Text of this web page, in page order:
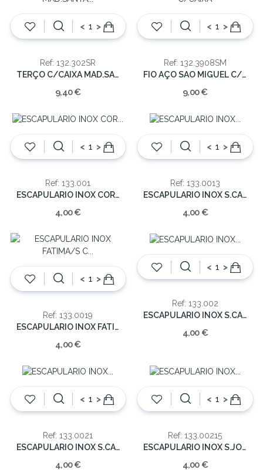
< >
Ref: 132.302SR
TERÇO C/CAIXA MAD.SANTA RITA 8x6cm
9,40 €
< >
Ref: 132.3908SM
FIO AÇO SAO MIGUEL C/CAIXA
9,00 €
< >
Ref: 133.001
ESCAPULARIO INOX COR S.CARMO/S.C.JESUS
4,00 €
< >
Ref: 133.0013
ESCAPULARIO INOX S.CARMO/S.C.JESUS
4,00 €
< >
Ref: 133.0019
ESCAPULARIO INOX FATIMA/S C JESUS
4,00 €
< >
Ref: 133.002
ESCAPULARIO INOX S.CARMO/S.C.JESUS
4,00 €
< >
Ref: 133.0021
ESCAPULARIO INOX S.CARMO/S.C.JESUS
4,00 €
< >
Ref: 133.00215
ESCAPULARIO INOX S.JORGE/S.C.JESUS
4,00 €